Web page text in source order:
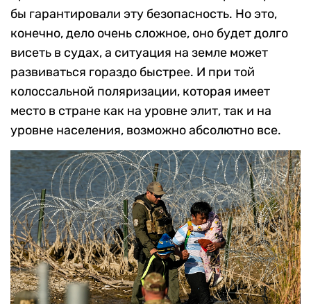
бы гарантировали эту безопасность. Но это,
конечно, дело очень сложное, оно будет долго
висеть в судах, а ситуация на земле может
развиваться гораздо быстрее. И при той
колоссальной поляризации, которая имеет
место в стране как на уровне элит, так и на
уровне населения, возможно абсолютно все.